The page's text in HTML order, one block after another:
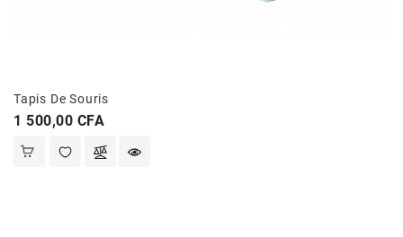
Santé
Beauté
Tapis De Souris
Prix
1 500,00 CFA